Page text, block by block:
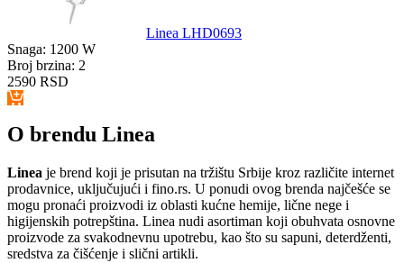
Linea LHD0693
Snaga: 1200 W
Broj brzina: 2
2590 RSD
O brendu Linea
Linea je brend koji je prisutan na tržištu Srbije kroz različite internet
prodavnice, uključujući i fino.rs. U ponudi ovog brenda najčešće se
mogu pronaći proizvodi iz oblasti kućne hemije, lične nege i
higijenskih potrepština. Linea nudi asortiman koji obuhvata osnovne
proizvode za svakodnevnu upotrebu, kao što su sapuni, deterdženti,
sredstva za čišćenje i slični artikli.